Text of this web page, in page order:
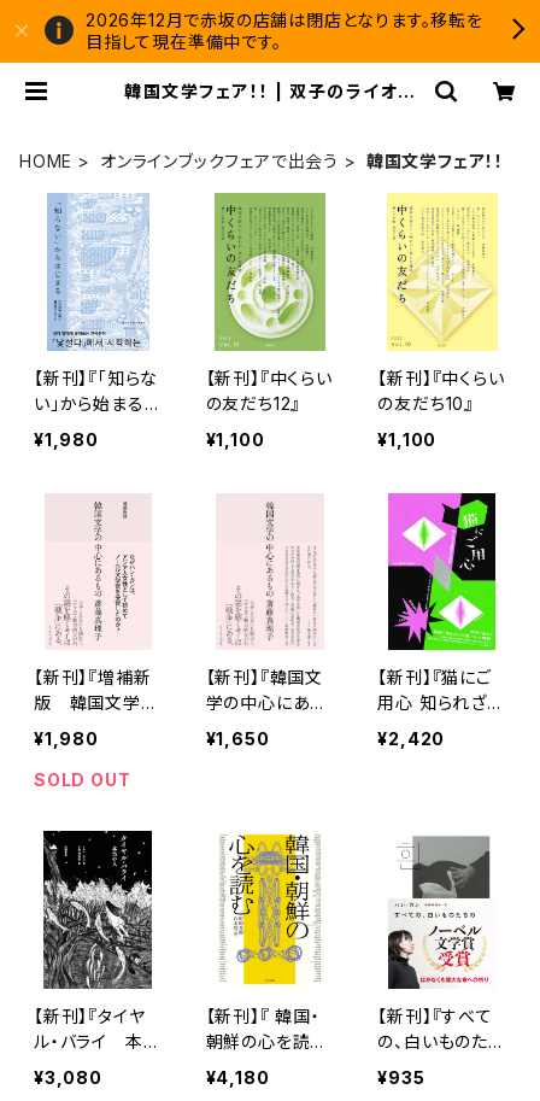
2026年12月で赤坂の店舗は閉店となります。移転を
目指して現在準備中です。
韓国文学フェア！！ | 双子のライオン
HOME オンラインブックフェアで出会う 韓国文学フェア！！
【新刊】『「知らな
い」から始まる 1
0代の娘に聞く
韓国文学のこと』
¥1,980
【新刊】『中くらい
の友だち12』
¥1,100
【新刊】『中くらい
の友だち10』
¥1,100
【新刊】『増補新
版 韓国文学の
中心にあるも
の』斎藤真理子
¥1,980
SOLD OUT
【新刊】『韓国文
学の中心にある
もの』斎藤真理
¥1,650
【新刊】『猫にご
用心 知られざる
猫文学の世界』
¥2,420
【新刊】『タイヤ
ル・バライ 本当
の人』 トマス・ハ
ヤン（著）、下村
¥3,080
【新刊】『 韓国・
朝鮮の心を読
む』クオン
¥4,180
【新刊】『すべて
の、白いものたち
の』ハン・ガン
¥935